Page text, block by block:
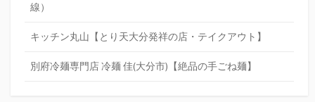
線）
キッチン丸山【とり天大分発祥の店・テイクアウト】
別府冷麺専門店 冷麺 佳(大分市)【絶品の手ごね麺】